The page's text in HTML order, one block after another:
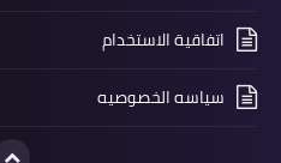
اتفاقية الاستخدام
سياسه الخصوصيه